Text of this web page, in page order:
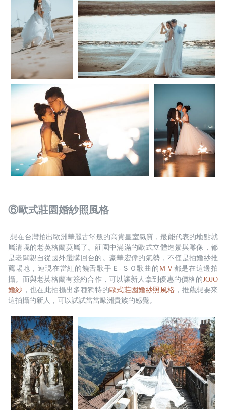
⑥歐式莊園婚紗照風格
想在台灣拍出歐洲華麗古堡般的高貴皇室氣質，最能代表的地點就
屬清境的老英格蘭莫屬了。莊園中滿滿的歐式立體造景與雕像，都
是老闆親自從國外選購回台的。豪華宏偉的氣勢，不僅是拍婚紗推
薦場地，連現在當紅的饒舌歌手Ｅ-ＳＯ歌曲的 ＭＶ 都是在這邊拍
攝。而與老英格蘭有簽約合作，可以讓新人拿到優惠的價格的JOJO
婚紗 ，也在此拍攝出多種獨特的歐式莊園婚紗照風格 ，推薦想要來
這拍攝的新人，可以試試當當歐洲貴族的感覺。